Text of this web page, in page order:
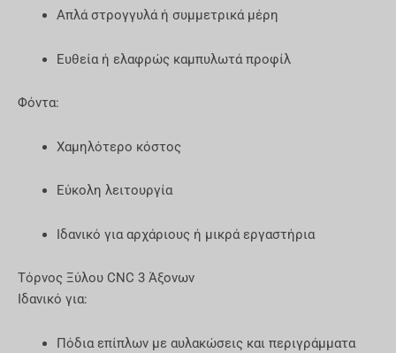
Απλά στρογγυλά ή συμμετρικά μέρη
Ευθεία ή ελαφρώς καμπυλωτά προφίλ
Φόντα:
Χαμηλότερο κόστος
Εύκολη λειτουργία
Ιδανικό για αρχάριους ή μικρά εργαστήρια
Τόρνος Ξύλου CNC 3 Άξονων
Ιδανικό για:
Πόδια επίπλων με αυλακώσεις και περιγράμματα